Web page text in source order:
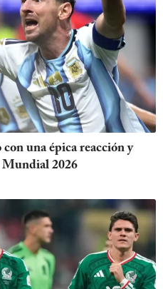
una épica reacción y
Mundial 2026